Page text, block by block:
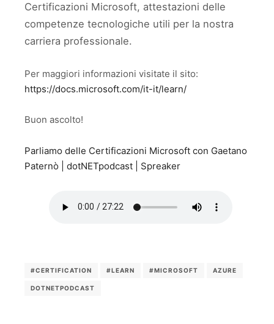
Certificazioni Microsoft, attestazioni delle
competenze tecnologiche utili per la nostra
carriera professionale.
Per maggiori informazioni visitate il sito:
https://docs.microsoft.com/it-it/learn/
Buon ascolto!
Parliamo delle Certificazioni Microsoft con Gaetano
Paternò | dotNETpodcast | Spreaker
#CERTIFICATION #LEARN #MICROSOFT AZURE
DOTNETPODCAST